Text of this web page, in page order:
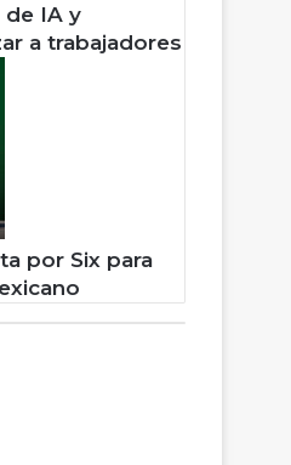
de IA y
a trabajadores
por Six para